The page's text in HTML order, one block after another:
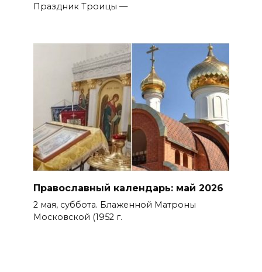
Праздник Троицы —
Православный календарь: май 2026
2 мая, суббота. Блаженной Матроны
Московской (1952 г.